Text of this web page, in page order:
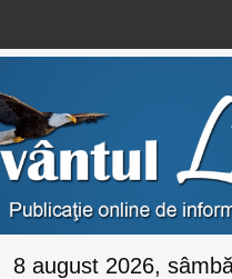
8 august 2026,